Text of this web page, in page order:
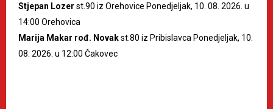
Stjepan Lozer st.90 iz Orehovice Ponedjeljak, 10. 08. 2026. u
14:00 Orehovica
Marija Makar rođ. Novakst.80 iz Pribislavca Ponedjeljak, 10.
08. 2026. u 12:00 Čakovec